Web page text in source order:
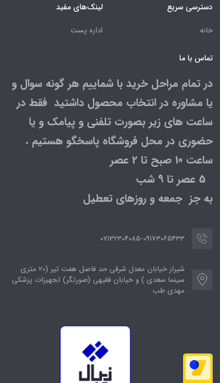
دسترسی سریع
خانه
لینک‌های مفید
اداره پست
تماس با ما
در تمام مراحل خرید با شماییم هر گونه سوال و
یا مشاوره در انتخاب محصول داشتید فقط در
ساعت های زیر بصورت تلفنی و پیامک و یا
حضوری در محل فروشگاه پاسخگو هستیم .
ساعت 10 صبح تا 2 عصر
به جز جمعه و روزهای تعطیل
07132304085-09173065433
شیراز خیابان معدل شرقی حد فاصل هفت تیر (20 متری
سینما سعدی ) و خیابان فقیهی (صورتگر) تجهیزات پزشکی
مهدی طب